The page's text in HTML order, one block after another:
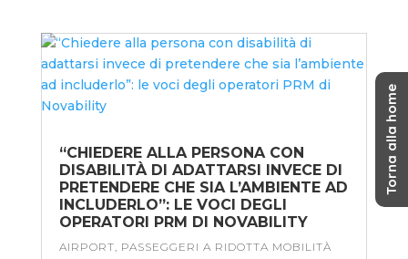
“CHIEDERE ALLA PERSONA CON
DISABILITÀ DI ADATTARSI INVECE DI
PRETENDERE CHE SIA L’AMBIENTE AD
INCLUDERLO”: LE VOCI DEGLI
OPERATORI PRM DI NOVABILITY
AIRPORT, PASSEGGERI A RIDOTTA MOBILITÀ
Torna alla home